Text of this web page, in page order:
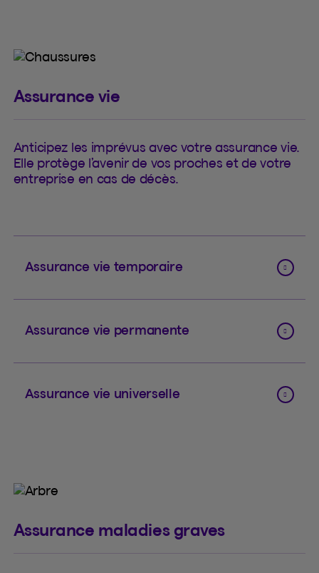
Assurance vie
Anticipez les imprévus avec votre assurance vie.
Elle protège l’avenir de vos proches et de votre
entreprise en cas de décès.
Assurance vie temporaire
Assurance vie permanente
Assurance vie universelle
Assurance maladies graves